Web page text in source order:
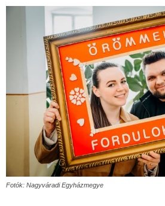
Fotók: Nagyváradi Egyházmegye